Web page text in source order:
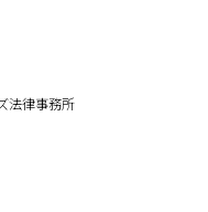
法律事務所